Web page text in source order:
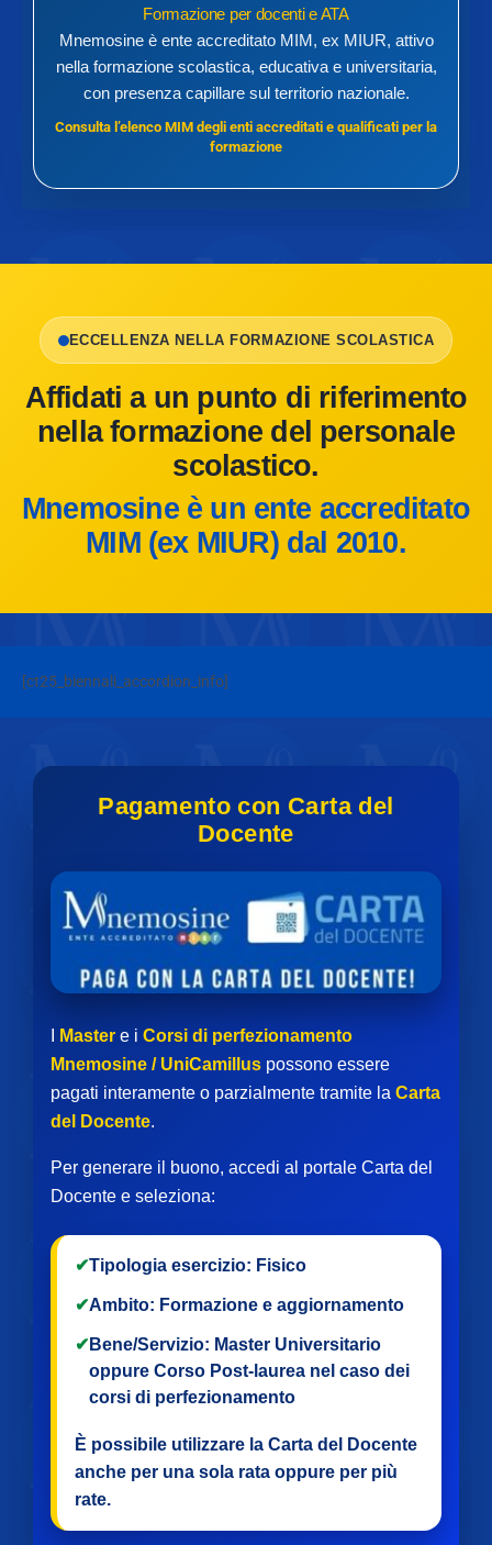
Formazione per docenti e ATA
Mnemosine è ente accreditato MIM, ex MIUR, attivo
nella formazione scolastica, educativa e universitaria,
con presenza capillare sul territorio nazionale.
Consulta l’elenco MIM degli enti accreditati e qualificati per la
formazione
ECCELLENZA NELLA FORMAZIONE SCOLASTICA
Affidati a un punto di riferimento
nella formazione del personale
scolastico.
Mnemosine è un ente accreditato
MIM (ex MIUR) dal 2010.
[ct25_biennali_accordion_info]
Pagamento con Carta del
Docente
Master e i Corsi di perfezionamento
Mnemosine / UniCamillus possono essere
pagati interamente o parzialmente tramite la Carta
del Docente.
Per generare il buono, accedi al portale Carta del
Docente e seleziona:
✔Tipologia esercizio: Fisico
✔Ambito: Formazione e aggiornamento
✔ Bene/Servizio: Master Universitario
oppure Corso Post-laurea nel caso dei
corsi di perfezionamento
È possibile utilizzare la Carta del Docente
anche per una sola rata oppure per più
rate.